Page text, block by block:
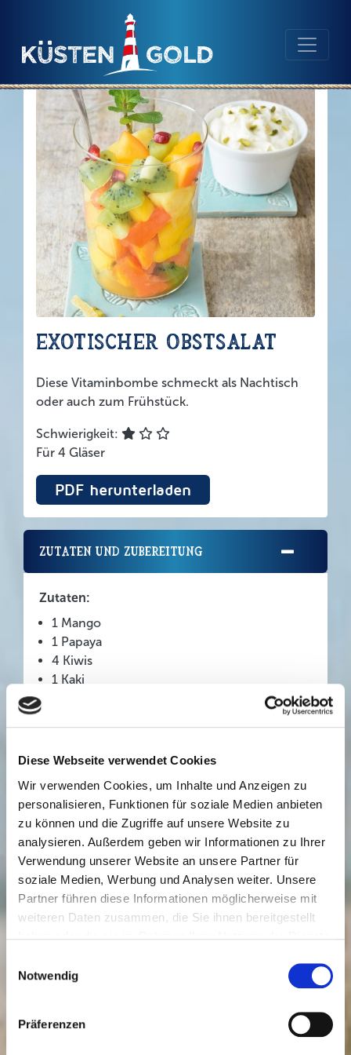
Diese Webseite verwendet Cookies
Wir verwenden Cookies, um Inhalte und Anzeigen zu
personalisieren, Funktionen für soziale Medien anbieten
zu können und die Zugriffe auf unsere Website zu
analysieren. Außerdem geben wir Informationen zu Ihrer
Verwendung unserer Website an unsere Partner für
soziale Medien, Werbung und Analysen weiter. Unsere
Partner führen diese Informationen möglicherweise mit
weiteren Daten zusammen, die Sie ihnen bereitgestellt
Cookies, wenn Sie unsere Webseite weiterhin nutzen.
Notwendig
Präferenzen
Inhalt
Exotischer Obstsalat
Diese Vitaminbombe schmeckt als Nachtisch
oder auch zum Frühstück.
Schwierigkeit:
Für 4 Gläser
PDF herunterladen
Zutaten und Zubereitung
Zutaten:
1 Mango
1 Papaya
4 Kiwis
1 Kaki
250 g Mascarpone
1 Päck. Vanillezucker
2 EL Ingwerstäbchen
25 g gehackte Pistazien
Minze oder Melisse zum Garnieren
Zubereitung:
Mango, Papaya und Kiwis schälen.
waschen, putzen. Früchte in mundgerechte
Stücke schneiden, mit der Ananas in einer
Limette heiß waschen, trocken reiben, Schale